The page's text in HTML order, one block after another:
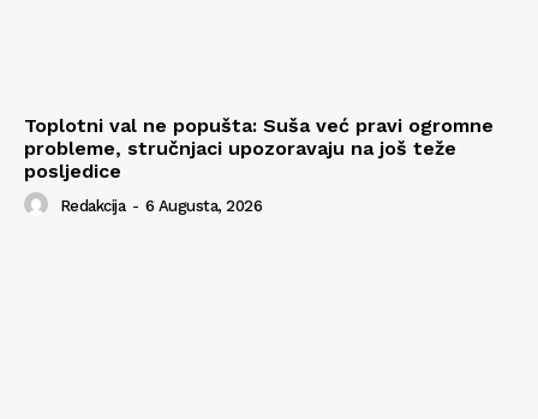
Toplotni val ne popušta: Suša već pravi ogromne
probleme, stručnjaci upozoravaju na još teže
posljedice
Redakcija - 6 Augusta, 2026